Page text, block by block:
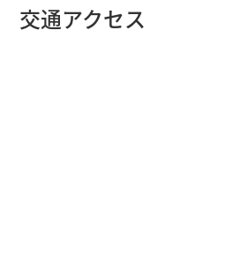
交通アクセス